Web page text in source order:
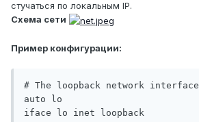
стучаться по локальным IP.
Схема сети
Пример конфигурации:
# The loopback network interface
auto lo
iface lo inet loopback